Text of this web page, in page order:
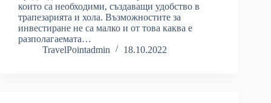
които са необходими, създаващи удобство в
трапезарията и хола. Възможностите за
инвестиране не са малко и от това каква е
разполагаемата…
TravelPointadmin
18.10.2022